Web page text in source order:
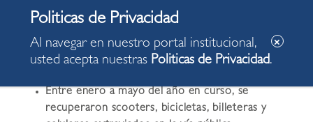
calles del distrito
13.06.2025
Entre enero a mayo del año en curso, se
recuperaron scooters, bicicletas, billeteras y
Al navegar en nuestro portal institucional,
usted acepta nuestras Politicas de Privacidad.